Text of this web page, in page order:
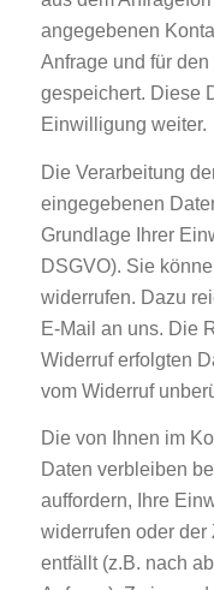
angegebenen
Anfrage und für
gespeichert. Diese
Einwilligung weiter.
Die Verarbeitung
eingegebenen
Grundlage Ihrer
DSGVO). Sie
widerrufen. Dazu
E-Mail an uns. Die
Widerruf erfolgten
vom Widerruf
Die von Ihnen im
Daten verbleiben
auffordern, Ihre
widerrufen oder der
entfällt (z.B. nach